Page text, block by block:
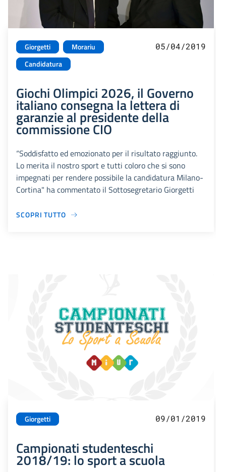
Giorgetti
Morariu
Candidatura
05/04/2019
Giochi Olimpici 2026, il Governo
italiano consegna la lettera di
garanzie al presidente della
commissione CIO
“Soddisfatto ed emozionato per il risultato raggiunto.
Lo merita il nostro sport e tutti coloro che si sono
impegnati per rendere possibile la candidatura Milano-
Cortina" ha commentato il Sottosegretario Giorgetti
SCOPRI TUTTO
Giorgetti 09/01/2019
Campionati studenteschi
2018/19: lo sport a scuola